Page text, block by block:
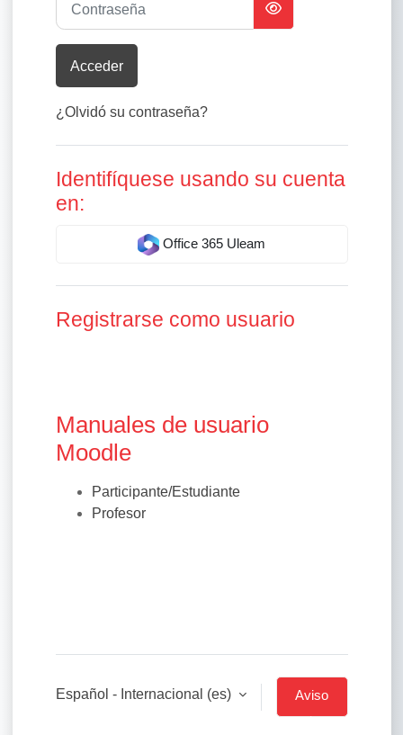
Acceder
¿Olvidó su contraseña?
Identifíquese usando su cuenta
en:
Office 365 Uleam
Registrarse como usuario
Manuales de usuario
Moodle
Participante/Estudiante
Profesor
Español - Internacional ‎(es)‎
Aviso